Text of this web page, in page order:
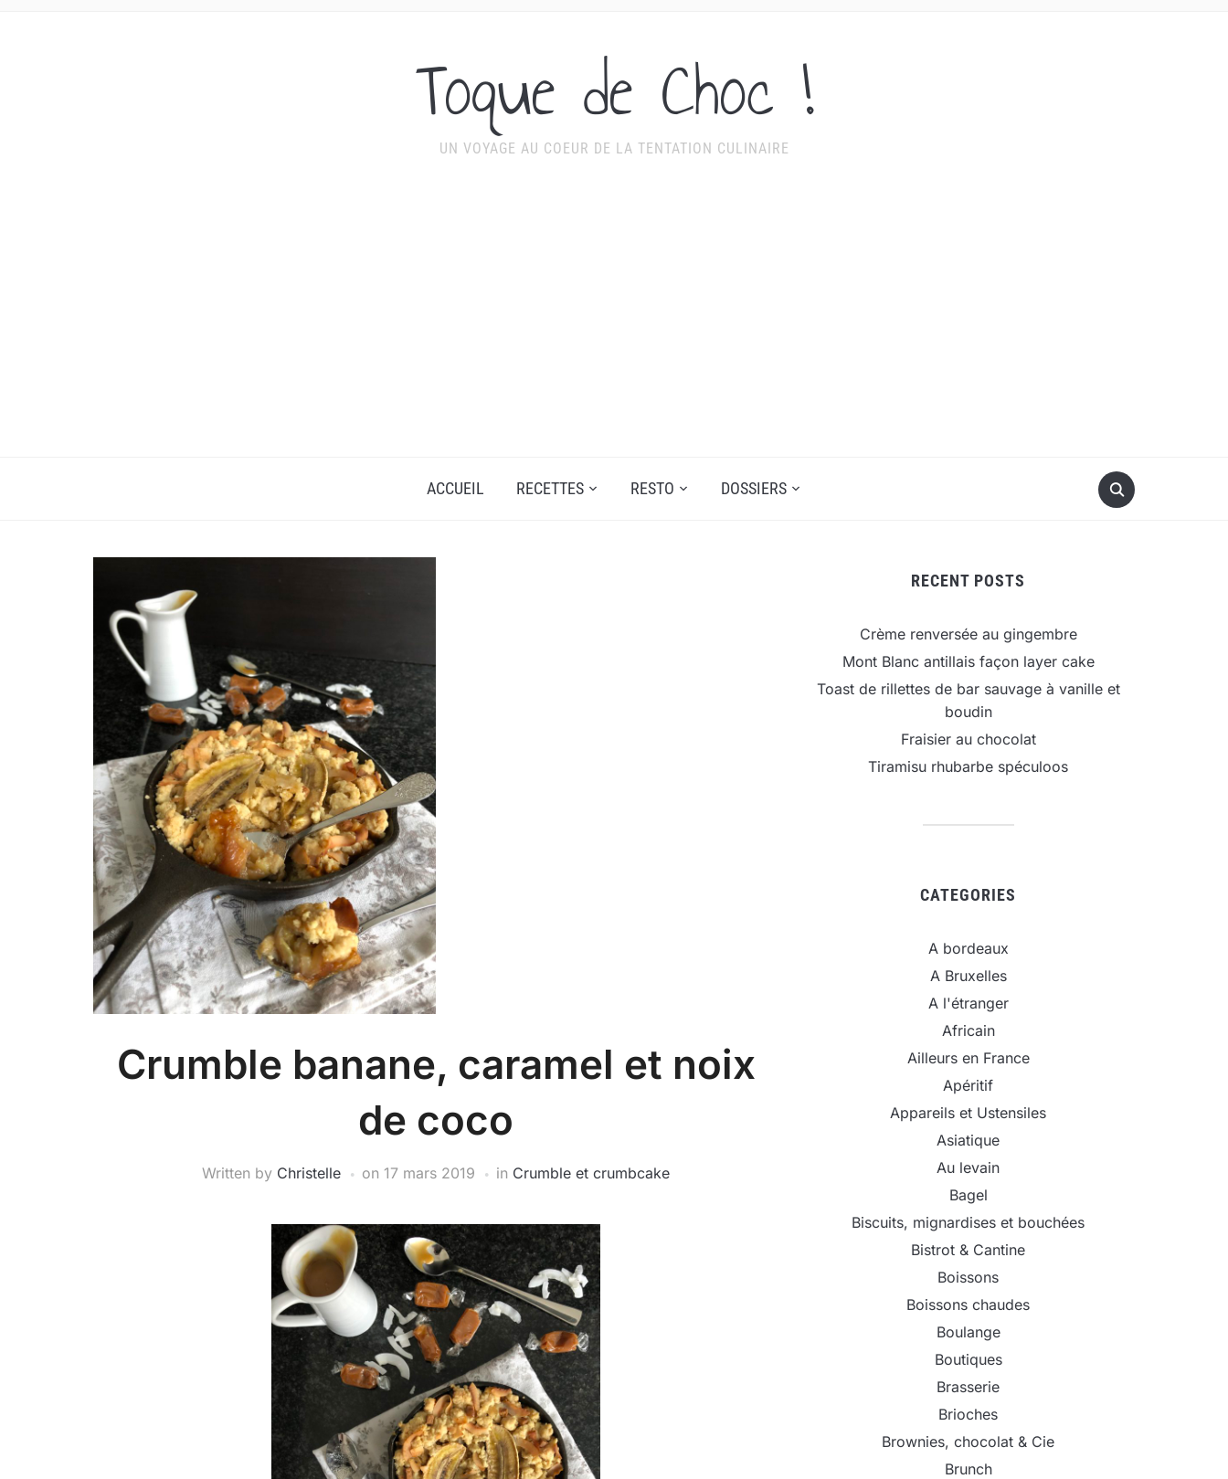
Toque de Choc !
UN VOYAGE AU COEUR DE LA TENTATION CULINAIRE
ACCUEIL RECETTES RESTO DOSSIERS
Crumble banane, caramel et noix
de coco
Written by Christelle on 17 mars 2019 in Crumble et crumbcake
RECENT POSTS
Crème renversée au gingembre
Mont Blanc antillais façon layer cake
Toast de rillettes de bar sauvage à vanille et
boudin
Fraisier au chocolat
Tiramisu rhubarbe spéculoos
CATEGORIES
A bordeaux
A Bruxelles
A l'étranger
Africain
Ailleurs en France
Apéritif
Appareils et Ustensiles
Asiatique
Au levain
Bagel
Biscuits, mignardises et bouchées
Bistrot & Cantine
Boissons
Boissons chaudes
Boulange
Boutiques
Brasserie
Brioches
Brownies, chocolat & Cie
Brunch